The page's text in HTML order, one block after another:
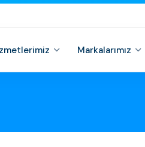
Markalarımız